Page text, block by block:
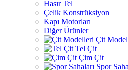
Hasır Tel
Çelik Konstrüksiyon
Kapı Motorları
Diğer Ürünler
Çit
Tel Çit
Çim Çit
Spor